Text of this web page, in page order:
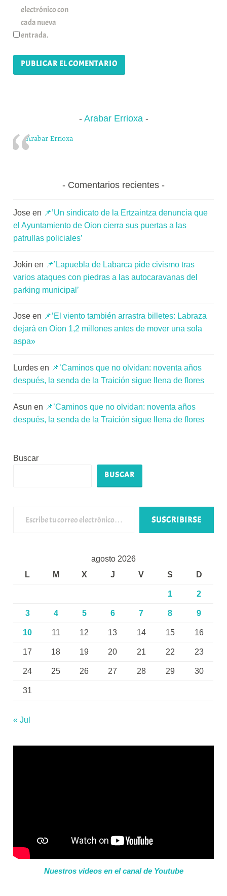
electrónico con
cada nueva
entrada.
Arabar Errioxa
Arabar Errioxa
Comentarios recientes
Jose en 📌’Un sindicato de la Ertzaintza denuncia que
el Ayuntamiento de Oion cierra sus puertas a las
patrullas policiales’
Jokin en 📌’Lapuebla de Labarca pide civismo tras
varios ataques con piedras a las autocaravanas del
parking municipal’
Jose en 📌’El viento también arrastra billetes: Labraza
dejará en Oion 1,2 millones antes de mover una sola
aspa»
Lurdes en 📌’Caminos que no olvidan: noventa años
después, la senda de la Traición sigue llena de flores
Asun en 📌’Caminos que no olvidan: noventa años
después, la senda de la Traición sigue llena de flores
Buscar
BUSCAR
SUSCRIBIRSE
agosto 2026
L
M X J V S D
1 2
3 4 5 6 7 8 9
10 11 12 13 14 15 16
17 18 19 20 21 22 23
24 25 26 27 28 29 30
31
« Jul
Nuestros videos en el canal de Youtube